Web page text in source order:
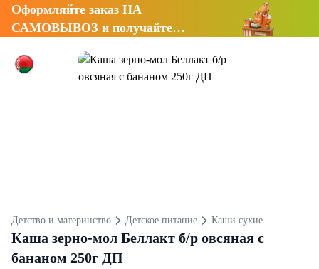
Оформляйте заказ НА
САМОВЫВОЗ и получайте
Детство и материнство Детское питание Каши сухие
Каша зерно-мол Беллакт б/р овсяная с
бананом 250г ДП